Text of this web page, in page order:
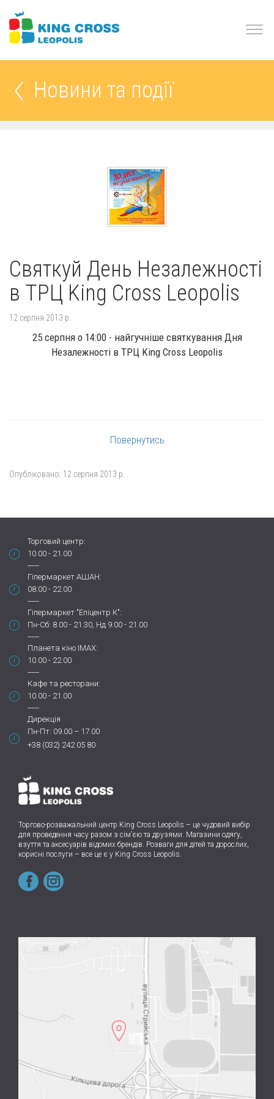
Новини та події
Святкуй День Незалежності
в ТРЦ King Cross Leopolis
12 серпня 2013 р.
25 серпня o 14:00 - найгучніше святкування Дня
Незалежності в ТРЦ King Cross Leopolis
Повернутись
Опубліковано: 12 серпня 2013 р.
Торговий центр:
10.00 - 21.00
Гіпермаркет АШАН:
08.00 - 22.00
Гіпермаркет "Епіцентр К":
Пн-Сб: 8.00 - 21.30, Нд 9.00 - 21.00
Планета кіно IMAX:
10.00 - 22.00
Кафе та ресторани:
10.00 - 21.00
Дирекція
Пн-Пт: 09.00 – 17.00
+38 (032) 242 05 80
Торгово-розважальний центр King Cross Leopolis – це чудовий вибір
для проведення часу разом з сім’єю та друзями. Магазини одягу,
взуття та аксесуарів відомих брендів. Розваги для дітей та дорослих,
корисні послуги – все це є у King Cross Leopolis.